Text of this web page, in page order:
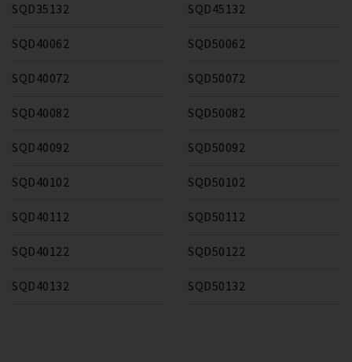
SQD35132
SQD40062
SQD40072
SQD40082
SQD40092
SQD40102
SQD40112
SQD40122
SQD40132
SQD45132
SQD50062
SQD50072
SQD50082
SQD50092
SQD50102
SQD50112
SQD50122
SQD50132